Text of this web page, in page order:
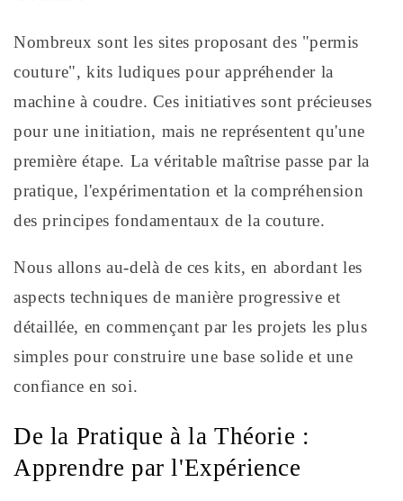
Nombreux sont les sites proposant des "permis
couture", kits ludiques pour appréhender la
machine à coudre. Ces initiatives sont précieuses
pour une initiation, mais ne représentent qu'une
première étape. La véritable maîtrise passe par la
pratique, l'expérimentation et la compréhension
des principes fondamentaux de la couture.
Nous allons au-delà de ces kits, en abordant les
aspects techniques de manière progressive et
détaillée, en commençant par les projets les plus
simples pour construire une base solide et une
confiance en soi.
De la Pratique à la Théorie :
Apprendre par l'Expérience